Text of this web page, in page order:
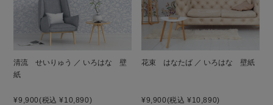
清流 せいりゅう ／ いろはな 壁
紙
¥9,900(税込 ¥10,890)
花束 はなたば ／ いろはな 壁紙
¥9,900(税込 ¥10,890)